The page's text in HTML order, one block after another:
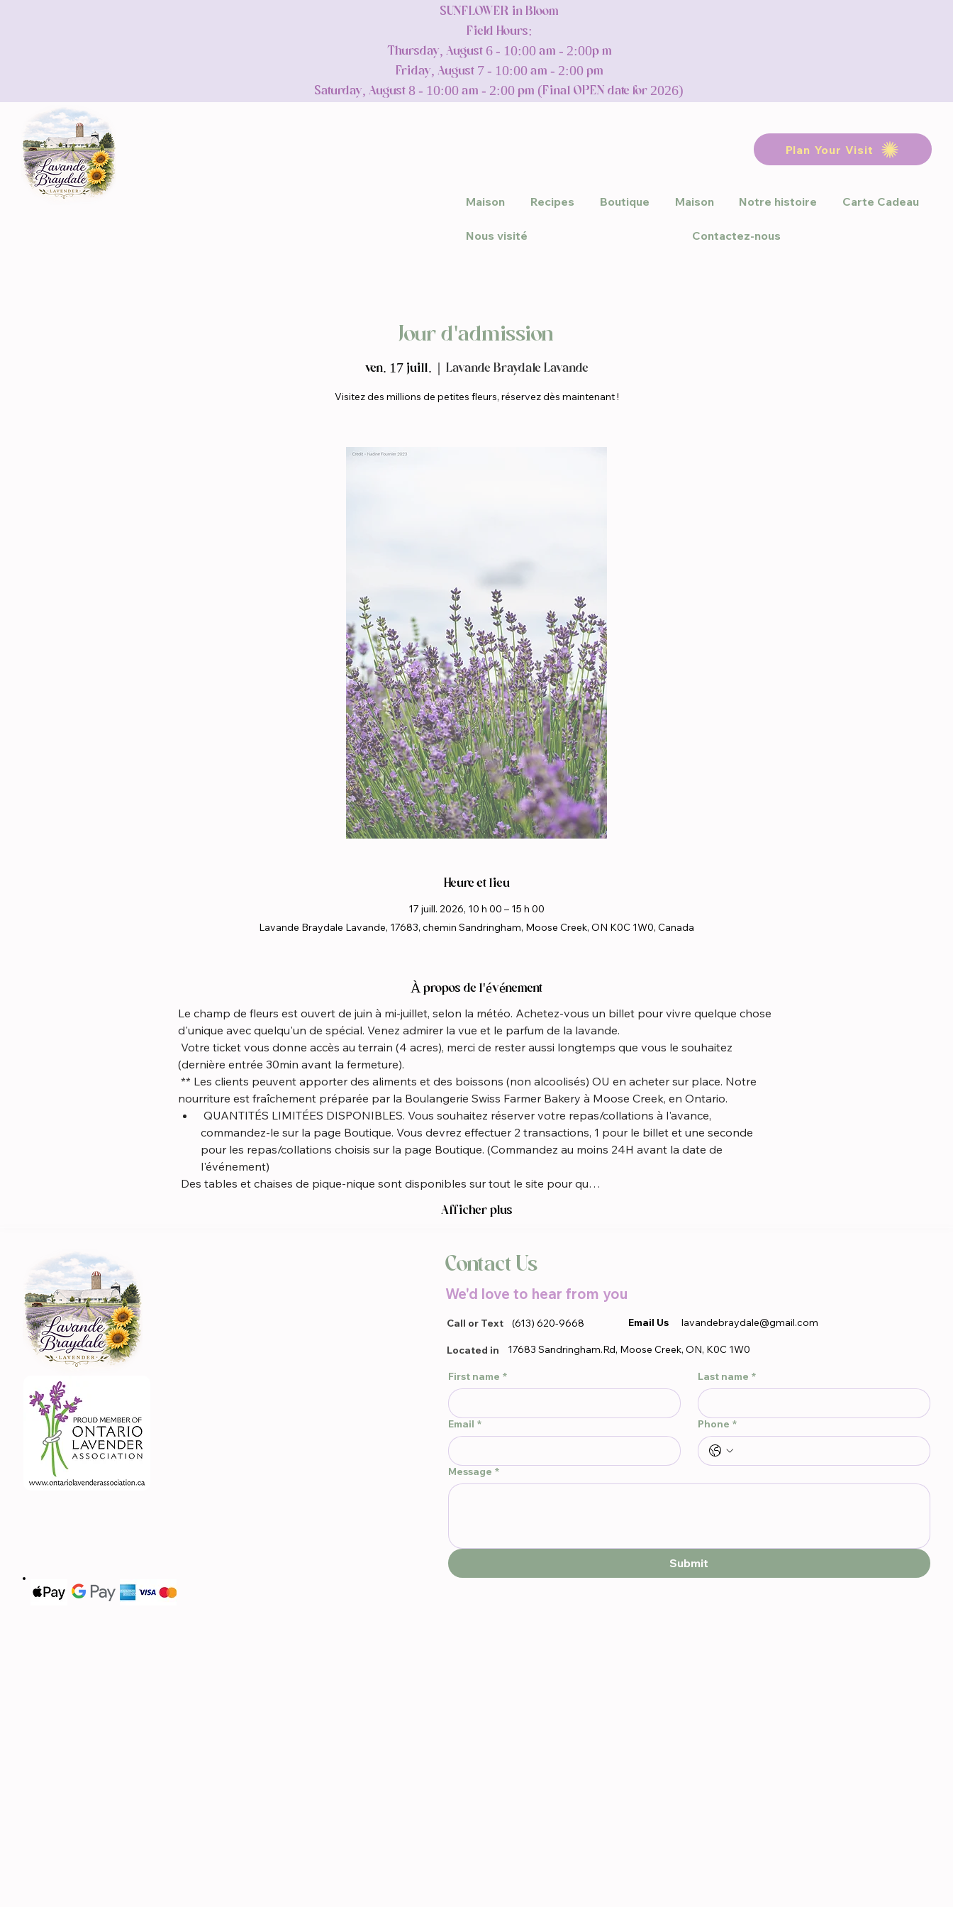
SUNFLOWER in Bloom
Field Hours:
Thursday, August 6 - 10:00 am - 2:00p m
Friday, August 7 - 10:00 am - 2:00 pm
Saturday, August 8 - 10:00 am - 2:00 pm (Final OPEN date for 2026)
Plan Your Visit
Maison Recipes Boutique Maison Notre histoire Carte Cadeau
Nous visité Contactez-nous
Jour d'admission
ven. 17 juill. Lavande Braydale Lavande
Visitez des millions de petites fleurs, réservez dès maintenant !
Heure et lieu
17 juill. 2026, 10 h 00 – 15 h 00
Lavande Braydale Lavande, 17683, chemin Sandringham, Moose Creek, ON K0C 1W0, Canada
À propos de l'événement
Le champ de fleurs est ouvert de juin à mi-juillet, selon la météo. Achetez-vous un billet pour vivre quelque chose
d'unique avec quelqu'un de spécial. Venez admirer la vue et le parfum de la lavande.
(dernière entrée 30min avant la fermeture).
nourriture est fraîchement préparée par la Boulangerie Swiss Farmer Bakery à Moose Creek, en Ontario.
commandez-le sur la page Boutique. Vous devrez effectuer 2 transactions, 1 pour le billet et une seconde
pour les repas/collations choisis sur la page Boutique. (Commandez au moins 24H avant la date de
l'événement)
Des tables et chaises de pique-nique sont disponibles sur tout le site pour qu…
Afficher plus
Contact Us
We'd love to hear from you
Call or Text (613) 620-9668 Email Us lavandebraydale@gmail.com
Located in 17683 Sandringham.Rd, Moose Creek, ON, K0C 1W0
First name * Last name *
Email * Phone *
Message *
Submit